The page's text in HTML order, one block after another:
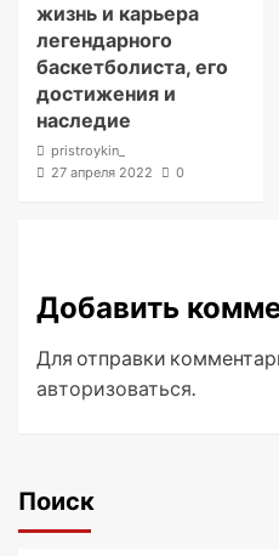
жизнь и карьера
легендарного
баскетболиста, его
достижения и
наследие
pristroykin_
27 апреля 2022
0
Добавить
Для отправки
авторизоваться.
Поиск